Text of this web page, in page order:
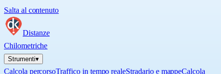
Salta al contenuto
Distanze
Chilometriche
Strumenti▾
Calcola percorsoTraffico in tempo realeStradario e mappeCalcola